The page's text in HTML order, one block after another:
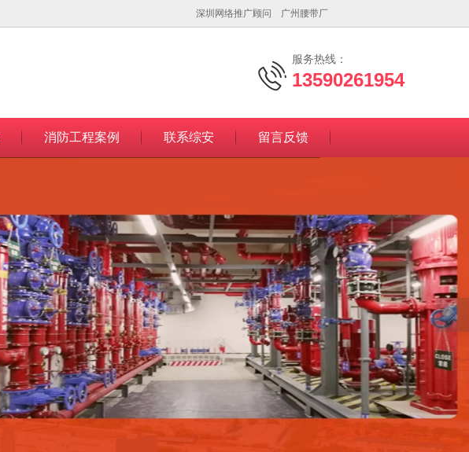
深圳网络推广顾问 广州腰带厂
服务热线：
13590261954
消防工程案例 联系综安 留言反馈